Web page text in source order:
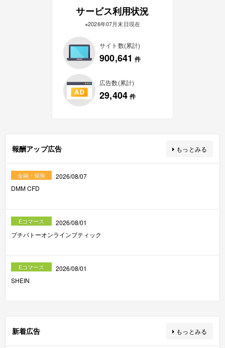
サービス利用状況
※2026年07月末日現在
サイト数(累計)
900,641 件
広告数(累計)
29,404 件
報酬アップ広告 もっとみる
金融・保険
2026/08/07
DMM CFD
Eコマース
2026/08/01
プチバトーオンラインブティック
Eコマース
2026/08/01
SHEIN
新着広告 もっとみる